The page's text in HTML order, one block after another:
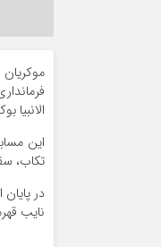
الانبیا
تکاب،
در
نایب